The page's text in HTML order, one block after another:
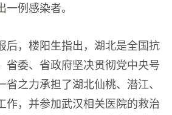
一例感染者。
后，楼阳生指出，湖北是全国抗
省委、省政府坚决贯彻党中央号
省之力承担了湖北仙桃、潜江、
作，并参加武汉相关医院的救治